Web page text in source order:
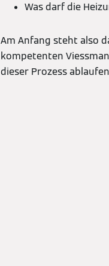
Was darf die
Am Anfang steht also
kompetenten
dieser Prozess